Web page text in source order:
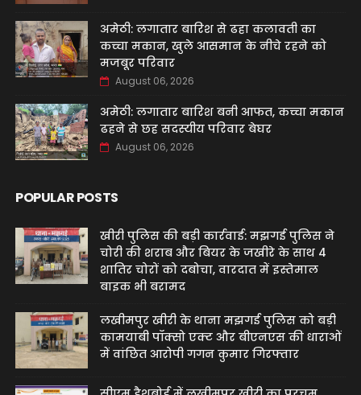
अमेठी: लगातार बारिश से ढहा कलावती का
कच्चा मकान, खुले आसमान के नीचे रहने को
मजबूर परिवार
August 06, 2026
अमेठी: लगातार बारिश बनी आफत, कच्चा मकान
ढहने से छह सदस्यीय परिवार बेघर
August 06, 2026
POPULAR POSTS
खीरी पुलिस की बड़ी कार्रवाई: मझगई पुलिस ने
चोरी की शराब और बियर के जखीरे के साथ 4
शातिर चोरों को दबोचा, वारदात में इस्तेमाल
बाइक भी बरामद
लखीमपुर खीरी के थाना मझगई पुलिस को बड़ी
कामयाबी पॉक्सो एक्ट और बीएनएस की धाराओं
में वांछित आरोपी गगन कुमार गिरफ्तार